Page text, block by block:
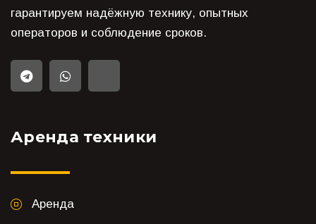
гарантируем надёжную технику, опытных
операторов и соблюдение сроков.
Аренда техники
Аренда